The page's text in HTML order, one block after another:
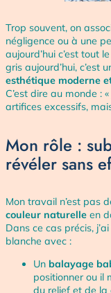
Trop souvent, on
négligence ou à une
aujourd’hui c’est tout
gris aujourd’hui, c’est
esthétique moderne
C’est dire au monde :
artifices excessifs,
Mon rôle :
révéler sans
Mon travail n’est pas
couleur naturelle en
Dans ce cas précis,
blanche avec :
Un balayage
positionner ou il
du relief et de la